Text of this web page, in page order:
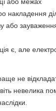
накладення
або
є, але
не
невелика